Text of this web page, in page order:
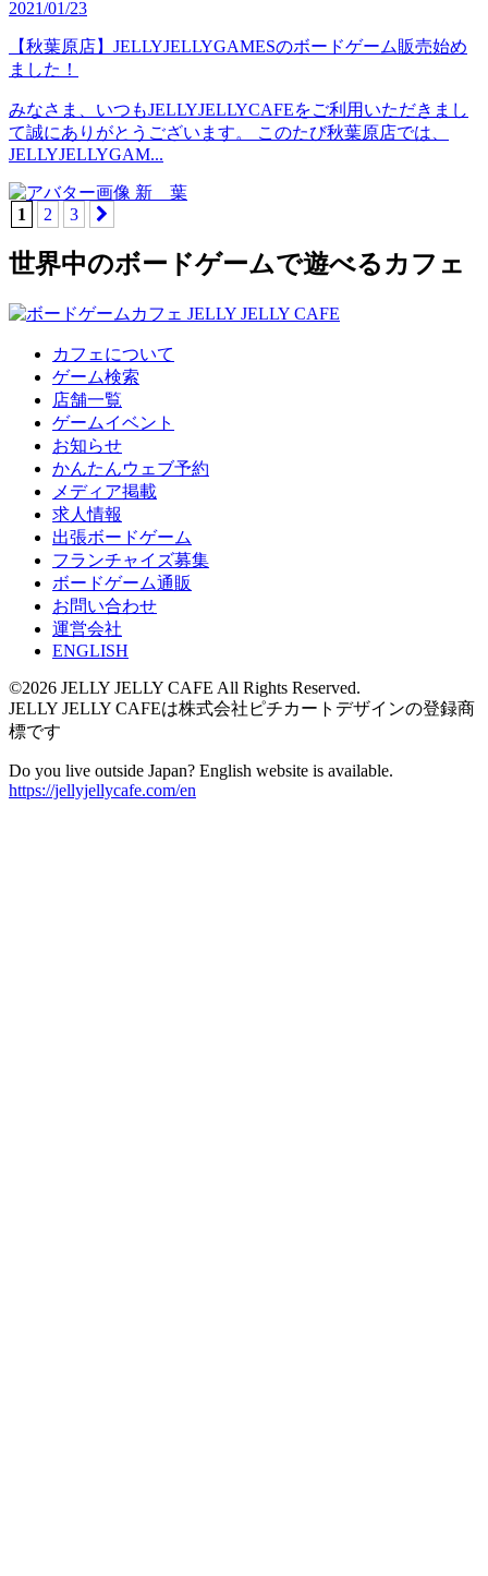
2021/01/23
【秋葉原店】JELLYJELLYGAMESのボードゲーム販売始め
ました！
みなさま、いつもJELLYJELLYCAFEをご利用いただきまし
て誠にありがとうございます。 このたび秋葉原店では、
JELLYJELLYGAM...
新 葉
1
2 3
世界中のボードゲームで遊べるカフェ
カフェについて
ゲーム検索
店舗一覧
ゲームイベント
お知らせ
かんたんウェブ予約
メディア掲載
求人情報
出張ボードゲーム
フランチャイズ募集
ボードゲーム通販
お問い合わせ
運営会社
ENGLISH
©2026 JELLY JELLY CAFE All Rights Reserved.
JELLY JELLY CAFEは株式会社ピチカートデザインの登録商
標です
Do you live outside Japan? English website is available.
https://jellyjellycafe.com/en